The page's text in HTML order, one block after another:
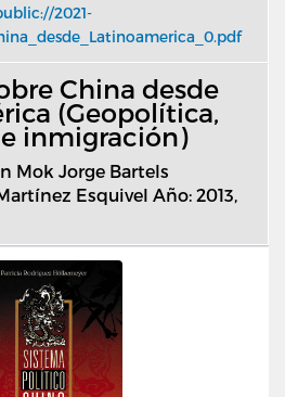
2021-
China desde
(Geopolítica,
inmigración)
Mok Jorge Bartels
Esquivel Año: 2013,